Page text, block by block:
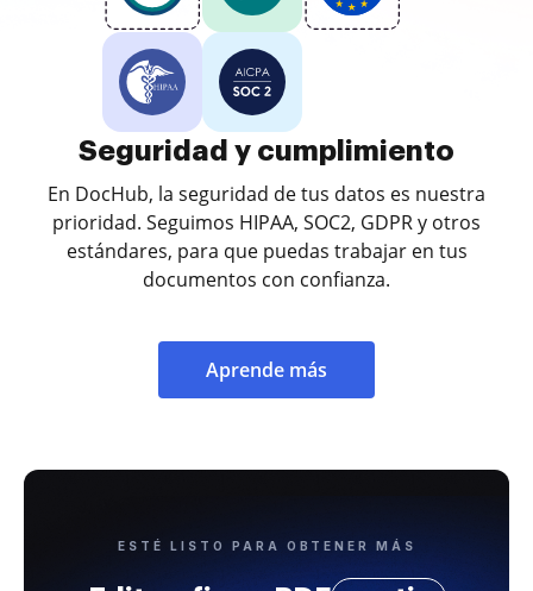
Seguridad y cumplimiento
En DocHub, la seguridad de tus datos es nuestra
prioridad. Seguimos HIPAA, SOC2, GDPR y otros
estándares, para que puedas trabajar en tus
documentos con confianza.
Aprende más
ESTÉ LISTO PARA OBTENER MÁS